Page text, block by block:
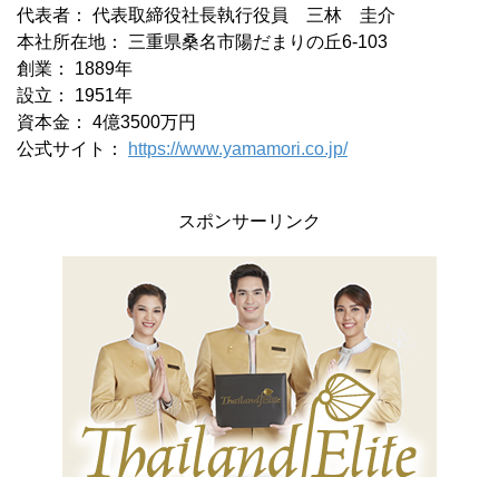
代表者： 代表取締役社長執行役員 三林 圭介
本社所在地： 三重県桑名市陽だまりの丘6-103
創業： 1889年
設立： 1951年
資本金： 4億3500万円
公式サイト：
https://www.yamamori.co.jp/
スポンサーリンク